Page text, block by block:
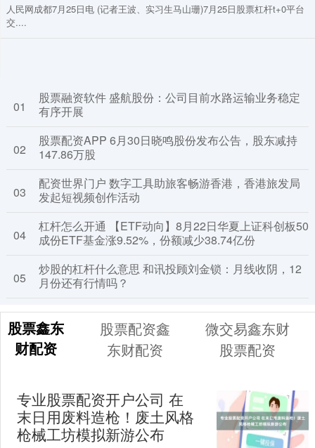
人民网成都7月25日电 (记者王波、实习生马山珊)7月25日股票杠杆t+0平台
交....
01
股票融资软件 盛航股份：公司目前水路运输业务稳定
有序开展
02
股票配资APP 6月30日晓鸣股份发布公告，股东减持
147.86万股
03
配资世界门户 数字工具助旅客畅游香港，香港旅发局
发起短视频创作活动
04
杠杆怎么开通 【ETF动向】8月22日华夏上证科创板50
成份ETF基金涨9.52%，份额减少38.74亿份
05
炒股的杠杆什么意思 和讯投顾刘金锁：月线收阴，12
月份还有行情吗？
股票鑫东
财配资
股票配资鑫
东财配资
微交易鑫东财
股票配资
专业股票配资开户公司 在
末日用废料造枪！废土风格
枪械工坊模拟新游公布